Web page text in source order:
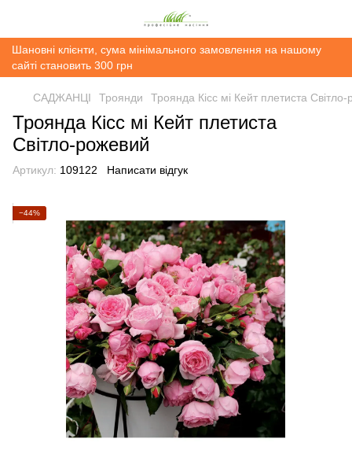
Шановні клієнти, сума мінімального замовлення на нашому
сайті становить 300 грн
САДЖАНЦІ Троянди Троянда Кісс мі Кейт плетиста
Троянда Кісс мі Кейт плетиста
Світло-рожевий
Артикул: 109122 Написати відгук
−44%